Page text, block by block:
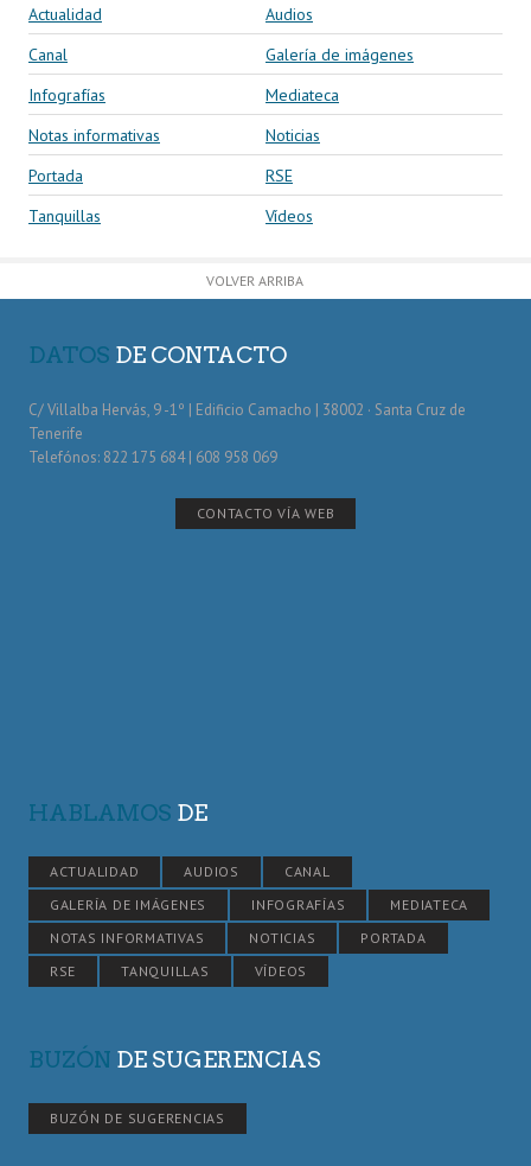
Actualidad
Audios
Canal
Galería de imágenes
Infografías
Mediateca
Notas informativas
Noticias
Portada
RSE
Tanquillas
Vídeos
VOLVER ARRIBA
DATOS DE CONTACTO
C/ Villalba Hervás, 9 -1º | Edificio Camacho | 38002 · Santa Cruz de
Tenerife
Telefónos: 822 175 684 | 608 958 069
CONTACTO VÍA WEB
HABLAMOS DE
ACTUALIDAD AUDIOS
CANAL
GALERÍA DE IMÁGENES
INFOGRAFÍAS
MEDIATECA
NOTAS INFORMATIVAS
NOTICIAS
PORTADA
RSE
TANQUILLAS VÍDEOS
BUZÓN DE SUGERENCIAS
BUZÓN DE SUGERENCIAS